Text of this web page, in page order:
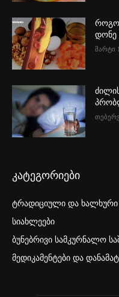
დონე
მარტი
კატეგორიები
ტრადიციული და
სიახლეები
ბუნებრივი სამკურნალო
მედიკამენტები და